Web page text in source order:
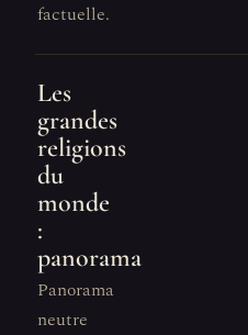
factuelle.
Les
grandes
religions
du
monde
:
panorama
Panorama
neutre